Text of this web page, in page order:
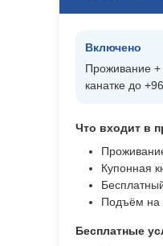
Включено
Проживание +
канатке до
Что входит в
Купонная
Подъём на
Бесплатные